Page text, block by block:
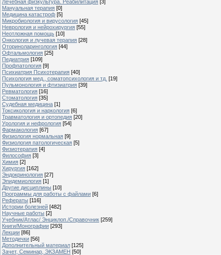
Лечебная физкультура. Реабилитация [3]
Мануальная терапия [0]
Медицина катастроф [5]
Микробиология и вирусология [45]
Неврология и нейрохирургия [55]
Неотложная помощь [10]
Онкология и лучевая терапия [28]
Оториноларингология [44]
Офтальмология [25]
Педиатрия [109]
Профпатология [9]
Психиатрия Психотерапия [40]
Психология мед., соматопсихология и тд. [19]
Пульмонология и фтизиатрия [39]
Ревматология [16]
Стоматология [35]
Судебная медицина [1]
Токсикология и наркология [6]
Травматология и ортопедия [20]
Урология и нефрология [54]
Фармакология [67]
Физиология нормальная [9]
Физиология патологическая [5]
Физиотерапия [4]
Философия [3]
Химия [2]
Хирургия [162]
Эндокринология [27]
Эпидемиология [1]
Другие дисциплины [10]
Программы для работы с файлами [6]
Рефераты [116]
Истории болезней [482]
Научные работы [2]
Учебник/Атлас/ Энциклоп./Справочник [259]
Книги/Монографии [293]
Лекции [86]
Методички [56]
Дополнительный материал [125]
Зачет, Семинар, ЭКЗАМЕН [50]